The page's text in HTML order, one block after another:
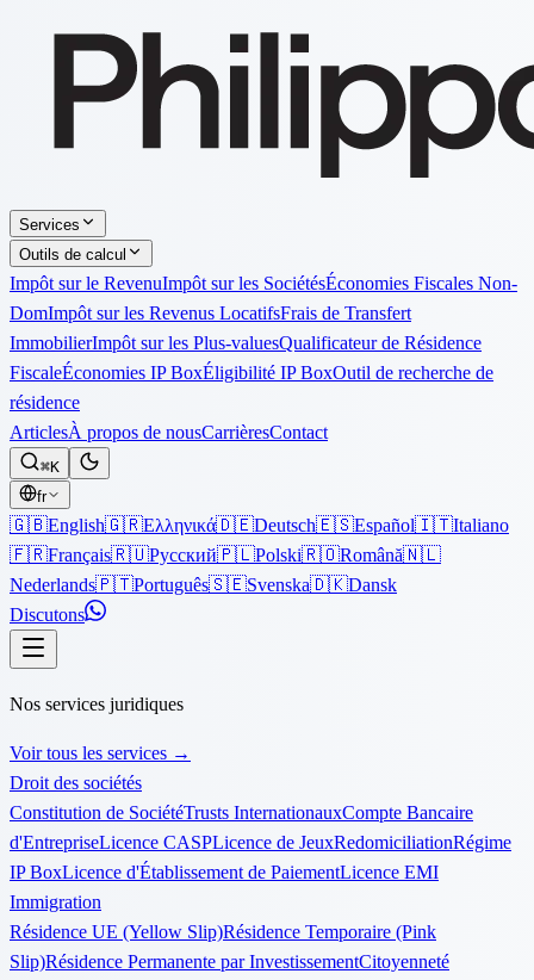
Services
Outils de calcul
Impôt sur le RevenuImpôt sur les SociétésÉconomies Fiscales Non-
DomImpôt sur les Revenus LocatifsFrais de Transfert
ImmobilierImpôt sur les Plus-valuesQualificateur de Résidence
FiscaleÉconomies IP BoxÉligibilité IP BoxOutil de recherche de
résidence
ArticlesÀ propos de nousCarrièresContact
⌘K
fr
🇬🇧English🇬🇷Ελληνικά🇩🇪Deutsch🇪🇸Español🇮🇹Italiano
🇫🇷Français🇷🇺Русский🇵🇱Polski🇷🇴Română🇳🇱
Nederlands🇵🇹Português🇸🇪Svenska🇩🇰Dansk
Discutons
Nos services juridiques
Voir tous les services →
Droit des sociétés
Constitution de SociétéTrusts InternationauxCompte Bancaire
d'EntrepriseLicence CASPLicence de JeuxRedomiciliationRégime
IP BoxLicence d'Établissement de PaiementLicence EMI
Immigration
Résidence UE (Yellow Slip)Résidence Temporaire (Pink
Slip)Résidence Permanente par InvestissementCitoyenneté